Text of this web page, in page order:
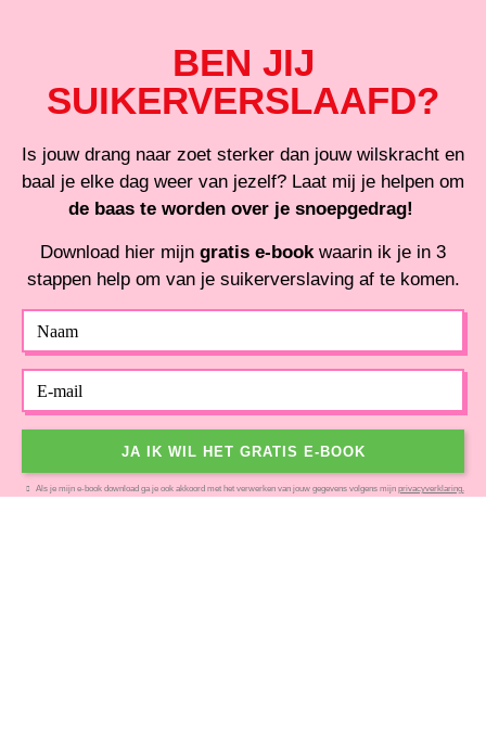
inhoud
BEN JIJ
SUIKERVERSLAAFD?
Is jouw drang naar zoet sterker dan jouw wilskracht en
baal je elke dag weer van jezelf? Laat mij je helpen om
de baas te worden over je snoepgedrag!
Download hier mijn gratis e-book waarin ik je in 3
stappen help om van je suikerverslaving af te komen.
Naam
Email
JA IK WIL HET GRATIS E-BOOK
Als je mijn e-book download ga je ook akkoord met het verwerken van jouw gegevens volgens mijn privacyverklaring.